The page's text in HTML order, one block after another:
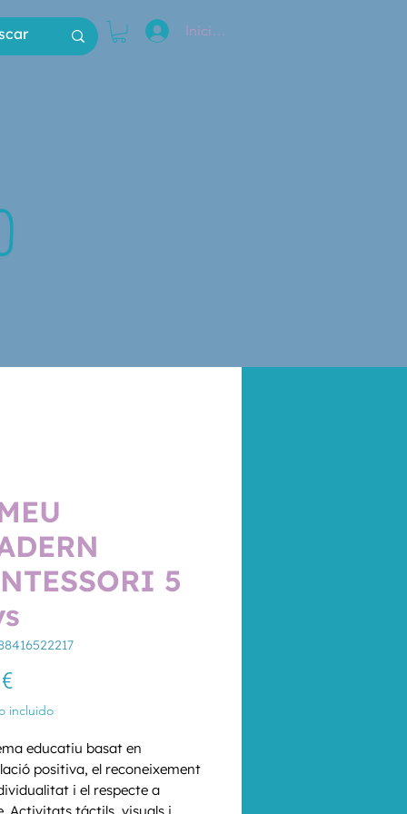
Iniciar sesión
5
Precio
incluido
educatiu basat en
positiva, el reconeixement
i el respecte a
Activitats táctils, visuals i